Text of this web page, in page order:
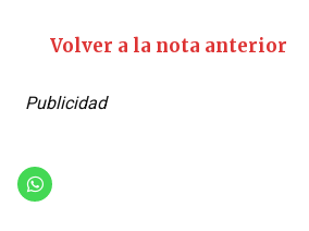
Volver a la nota anterior
Publicidad